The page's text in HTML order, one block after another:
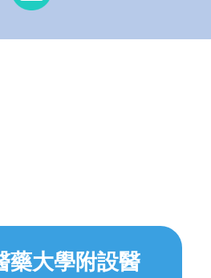
藥大學附設醫